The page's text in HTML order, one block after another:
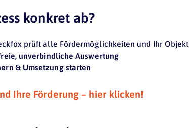
konkret ab?
prüft alle Fördermöglichkeiten und Ihr Objekt
unverbindliche Auswertung
& Umsetzung starten
Ihre Förderung – hier klicken!